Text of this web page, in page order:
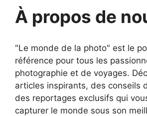
À propos de
"Le monde de la photo" est le
référence pour tous les
photographie et de voyages.
articles inspirants, des conseils
des reportages exclusifs qui
capturer le monde sous son